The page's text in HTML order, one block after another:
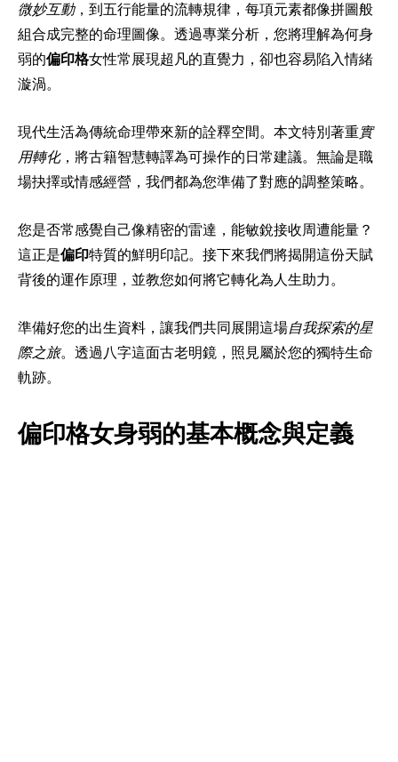
微妙互動，到五行能量的流轉規律，每項元素都像拼圖般
組合成完整的命理圖像。透過專業分析，您將理解為何身
弱的偏印格女性常展現超凡的直覺力，卻也容易陷入情緒
漩渦。
現代生活為傳統命理帶來新的詮釋空間。本文特別著重實
用轉化，將古籍智慧轉譯為可操作的日常建議。無論是職
場抉擇或情感經營，我們都為您準備了對應的調整策略。
您是否常感覺自己像精密的雷達，能敏銳接收周遭能量？
這正是偏印特質的鮮明印記。接下來我們將揭開這份天賦
背後的運作原理，並教您如何將它轉化為人生助力。
準備好您的出生資料，讓我們共同展開這場自我探索的星
際之旅。透過八字這面古老明鏡，照見屬於您的獨特生命
軌跡。
偏印格女身弱的基本概念與定義